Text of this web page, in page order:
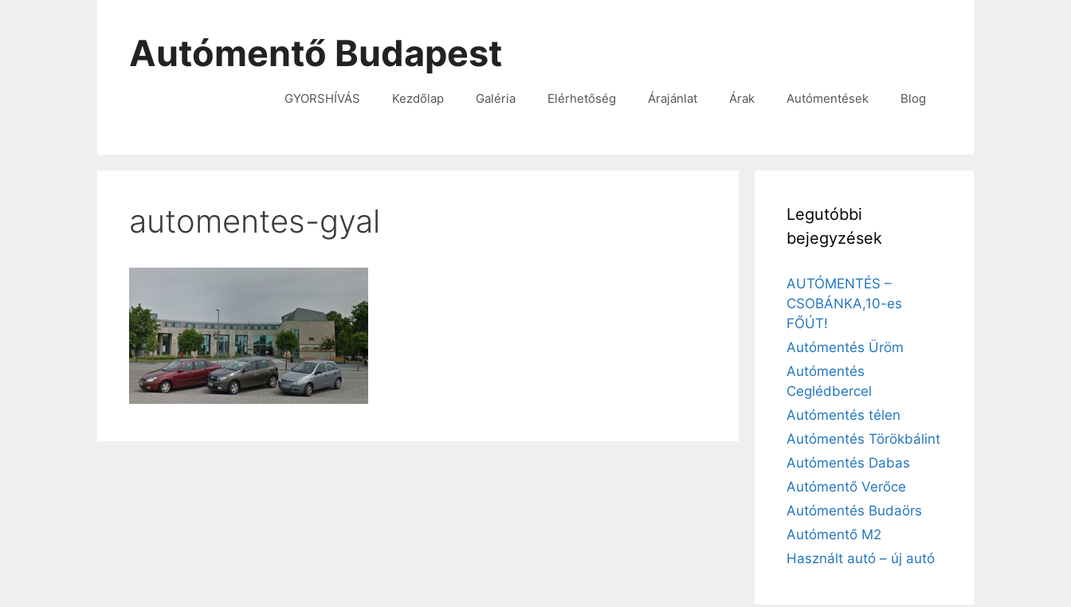
Autómentő Budapest
GYORSHÍVÁS Kezdőlap Galéria Elérhetőség Árajánlat Árak Autómentések Blog
automentes-gyal
Legutóbbi
bejegyzések
AUTÓMENTÉS –
CSOBÁNKA,10-es
FŐÚT!
Autómentés Üröm
Autómentés
Ceglédbercel
Autómentés télen
Autómentés Törökbálint
Autómentés Dabas
Autómentő Verőce
Autómentés Budaörs
Autómentő M2
Használt autó – új autó